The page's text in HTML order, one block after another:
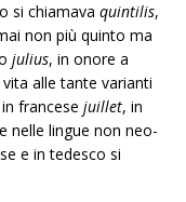
si chiamava quintilis,
non più quinto ma
julius, in onore a
alle tante varianti
francese juillet, in
nelle lingue non neo-
e in tedesco si